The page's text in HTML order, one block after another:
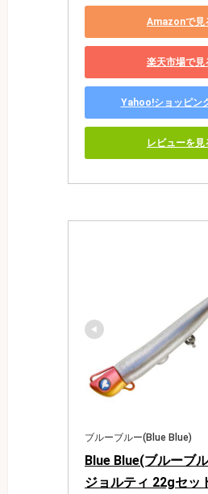
Amazonで見
楽天市場で見
Yahoo!ショッピン
レビューを見
ブルーブルー(Blue Blue)
Blue Blue(ブルーブ
ジョルティ 22gセッ